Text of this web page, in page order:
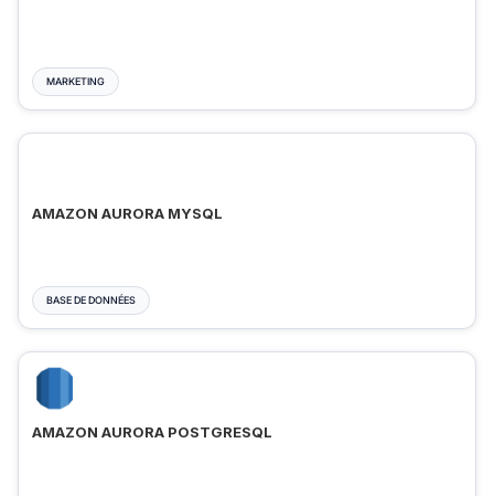
MARKETING
AMAZON AURORA MYSQL
BASE DE DONNÉES
AMAZON AURORA POSTGRESQL